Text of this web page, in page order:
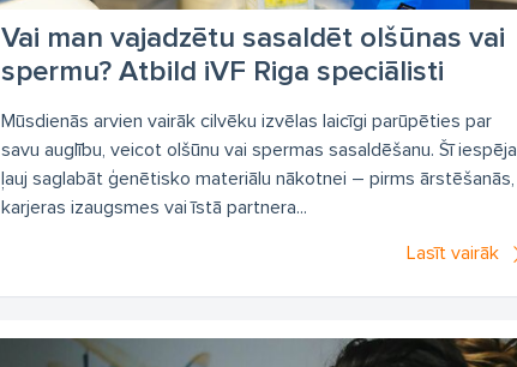
Vai man vajadzētu sasaldēt olšūnas vai
spermu? Atbild iVF Riga speciālisti
Mūsdienās arvien vairāk cilvēku izvēlas laicīgi parūpēties par
savu auglību, veicot olšūnu vai spermas sasaldēšanu. Šī iespēja
ļauj saglabāt ģenētisko materiālu nākotnei – pirms ārstēšanās,
karjeras izaugsmes vai īstā partnera...
Lasīt vairāk